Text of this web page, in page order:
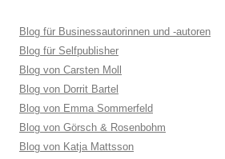
Blog für Businessautorinnen und -autoren
Blog für Selfpublisher
Blog von Carsten Moll
Blog von Dorrit Bartel
Blog von Emma Sommerfeld
Blog von Görsch & Rosenbohm
Blog von Katja Mattsson